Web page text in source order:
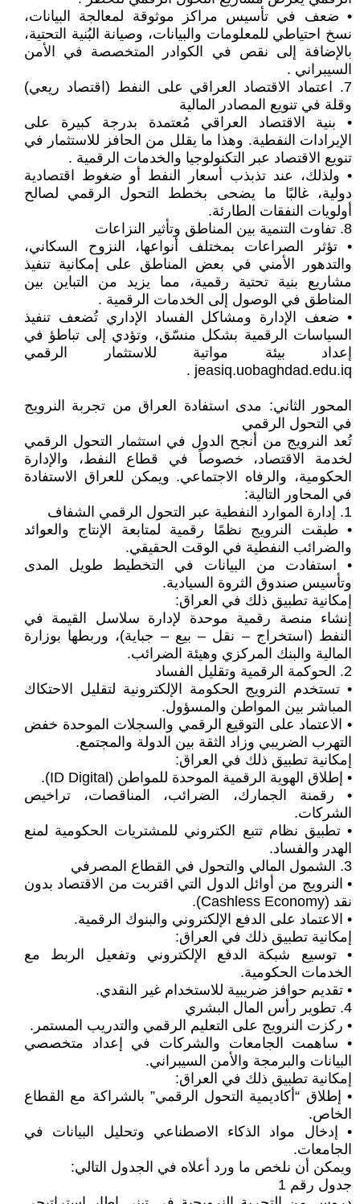
• ضعف في تأسيس مراكز موثوقة لمعالجة البيانات،
نسخ احتياطي للمعلومات والبيانات، وصيانة البُنية التحتية،
بالإضافة إلى نقص في الكوادر المتخصصة في الأمن
السيبراني .
7. اعتماد الاقتصاد العراقي على النفط (اقتصاد ريعي)
وقلة في تنويع المصادر المالية
• بنية الاقتصاد العراقي مُعتمدة بدرجة كبيرة على
الإيرادات النفطية. وهذا ما يقلل من الحافز للاستثمار في
تنويع الاقتصاد عبر التكنولوجيا والخدمات الرقمية .
• ولذلك، عند تذبذب أسعار النفط أو ضغوط اقتصادية
دولية، غالبًا ما يضحى بخطط التحول الرقمي لصالح
أولويات النفقات الطارئة.
8. تفاوت التنمية بين المناطق وتأثير النزاعات
• تؤثر الصراعات بمختلف أنواعها، النزوح السكاني،
والتدهور الأمني في بعض المناطق على إمكانية تنفيذ
مشاريع بنية تحتية رقمية، مما يزيد من التباين بين
المناطق في الوصول إلى الخدمات الرقمية .
• ضعف الإدارة ومشاكل الفساد الإداري تُضعف تنفيذ
السياسات الرقمية بشكل منسّق، وتؤدي إلى تباطؤ في
إعداد بيئة مواتية للاستثمار الرقمي
jeasiq.uobaghdad.edu.iq .
المحور الثاني: مدى استفادة العراق من تجربة النرويج
في التحول الرقمي
تُعد النرويج من أنجح الدول في استثمار التحول الرقمي
لخدمة الاقتصاد، خصوصاً في قطاع النفط، والإدارة
الحكومية، والرفاه الاجتماعي. ويمكن للعراق الاستفادة
في المحاور التالية:
1. إدارة الموارد النفطية عبر التحول الرقمي الشفاف
• طبقت النرويج نظمًا رقمية لمتابعة الإنتاج والعوائد
والضرائب النفطية في الوقت الحقيقي.
• استفادت من البيانات في التخطيط طويل المدى
وتأسيس صندوق الثروة السيادية.
إمكانية تطبيق ذلك في العراق:
إنشاء منصة رقمية موحدة لإدارة سلاسل القيمة في
النفط (استخراج – نقل – بيع – جباية)، وربطها بوزارة
المالية والبنك المركزي وهيئة الضرائب.
2. الحوكمة الرقمية وتقليل الفساد
• تستخدم النرويج الحكومة الإلكترونية لتقليل الاحتكاك
المباشر بين المواطن والمسؤول.
• الاعتماد على التوقيع الرقمي والسجلات الموحدة خفض
التهرب الضريبي وزاد الثقة بين الدولة والمجتمع.
إمكانية تطبيق ذلك في العراق:
• إطلاق الهوية الرقمية الموحدة للمواطن (ID Digital).
• رقمنة الجمارك، الضرائب، المناقصات، تراخيص
الشركات.
• تطبيق نظام تتبع الكتروني للمشتريات الحكومية لمنع
الهدر والفساد.
3. الشمول المالي والتحول في القطاع المصرفي
• النرويج من أوائل الدول التي اقتربت من الاقتصاد بدون
نقد (Cashless Economy).
• الاعتماد على الدفع الإلكتروني والبنوك الرقمية.
إمكانية تطبيق ذلك في العراق:
• توسيع شبكة الدفع الإلكتروني وتفعيل الربط مع
الخدمات الحكومية.
• تقديم حوافز ضريبية للاستخدام غير النقدي.
4. تطوير رأس المال البشري
• ركزت النرويج على التعليم الرقمي والتدريب المستمر.
• ساهمت الجامعات والشركات في إعداد متخصصي
البيانات والبرمجة والأمن السيبراني.
إمكانية تطبيق ذلك في العراق:
• إطلاق “أكاديمية التحول الرقمي” بالشراكة مع القطاع
الخاص.
• إدخال مواد الذكاء الاصطناعي وتحليل البيانات في
الجامعات.
ويمكن أن نلخص ما ورد أعلاه في الجدول التالي:
جدول رقم 1